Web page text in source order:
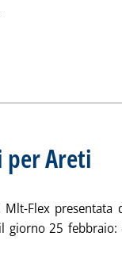
Leggi tutta la
per Areti ..
Flex presentata
giorno 25
tutta la notizia: